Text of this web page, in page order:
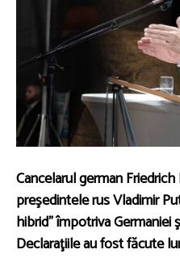
Cancelarul german
preşedintele rus Vladimir
hibrid” împotriva Germaniei
Declaraţiile au fost făcute